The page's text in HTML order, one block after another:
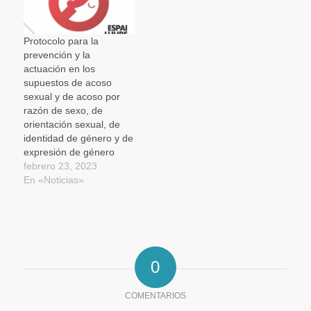
Protocolo para la
prevención y la
actuación en los
supuestos de acoso
sexual y de acoso por
razón de sexo, de
orientación sexual, de
identidad de género y de
expresión de género
febrero 23, 2023
En «Noticias»
0
COMENTARIOS